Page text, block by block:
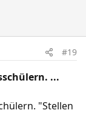
#19
...
"Stellen